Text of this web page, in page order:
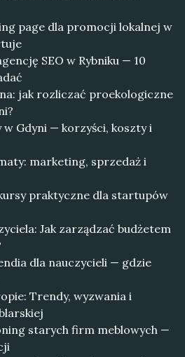
page dla promocji lokalnej w
SEO w Rybniku — 10
jak rozliczać proekologiczne
Gdyni — korzyści, koszty i
marketing, sprzedaż i
praktyczne dla startupów
Jak zarządzać budżetem
dla nauczycieli — gdzie
Trendy, wyzwania i
starych firm meblowych —